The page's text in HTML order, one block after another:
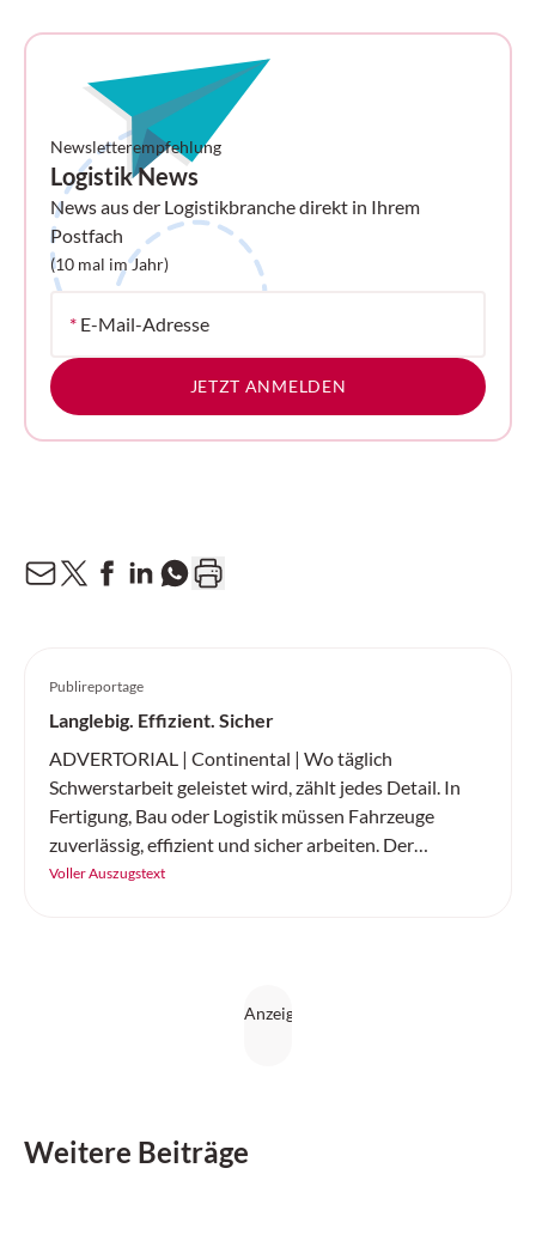
Newsletterempfehlung
Logistik News
News aus der Logistikbranche direkt in Ihrem
Postfach
(10 mal im Jahr)
* E-Mail-Adresse
JETZT ANMELDEN
Publireportage
Langlebig. Effizient. Sicher
ADVERTORIAL | Continental | Wo täglich
Schwerstarbeit geleistet wird, zählt jedes Detail. In
Fertigung, Bau oder Logistik müssen Fahrzeuge
zuverlässig, effizient und sicher arbeiten. Der
«SC20+» von Continental ist ein robuster
Voller Auszugstext
Weitere Beiträge